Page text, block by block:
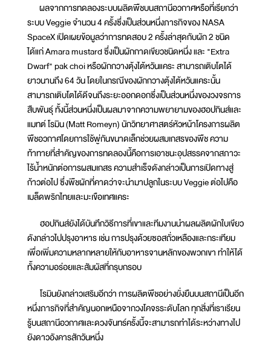
ผลจากการทดลองระบบผลิตพืชบนสถานีอวกาศหรือที่เรียกว่า
ระบบ Veggie จำนวน 4 ครั้งซึ่งเป็นส่วนหนึ่งภารกิจของ NASA
SpaceX เปิดเผยข้อมูลว่าการทดสอบ 2 ครั้งล่าสุดกับผัก 2 ชนิด
ได้แก่ Amara mustard ซึ่งเป็นผักกาดเขียวชนิดหนึ่ง และ "Extra
Dwarf" pak choi หรือผักกวางตุ้งไต้หวันแคระ สามารถเติบโตได้
ยาวนานถึง 64 วัน โดยในกรณีของผักกวางตุ้งไต้หวันแคระนั้น
สามารถเติบโตได้ดีจนถึงระยะออกดอกซึ่งเป็นส่วนหนึ่งของวงจรการ
สืบพันธุ์ ทั้งนี้ส่วนหนึ่งเป็นผลมาจากความพยายามของฮอปกินส์และ
แมทต์ โรมิน (Matt Romeyn) นักวิทยาศาสตร์หัวหน้าโครงการผลิต
พืชอวกาศโดยการใช้พู่กันขนาดเล็กช่วยผสมเกสรของพืช ความ
ท้าทายที่สำคัญของการทดลองนี้คือการเอาชนะอุปสรรคจากสภาวะ
ไร้น้ำหนักต่อการผสมเกสร ความสำเร็จดังกล่าวเป็นการเปิดทางสู่
ก้าวต่อไป ซึ่งพืชผักที่คาดว่าจะนำมาปลูกในระบบ Veggie ต่อไปคือ
เมล็ดพริกไทยและมะเขือเทศแคระ
ฮอปกินส์ยังได้บันทึกวิธีการที่เขาและทีมงานนำผลผลิตผักใบเขียว
ดังกล่าวไปปรุงอาหาร เช่น การปรุงด้วยซอสถั่วเหลืองและกระเทียม
เพื่อเพิ่มความหลากหลายให้กับอาหารจานหลักของพวกเขา ทำให้ได้
ทั้งความอร่อยและสัมผัสที่กรุบกรอบ
โรมินยังกล่าวเสริมอีกว่า การผลิตพืชอย่างยั่งยืนบนสถานีเป็นอีก
หนึ่งภารกิจที่สำคัญนอกเหนือจากวงโคจรระดับโลก ทุกสิ่งที่เราเรียน
รู้บนสถานีอวกาศและดวงจันทร์ครั้งนี้จะสามารถทำได้ระหว่างทางไป
ยังดาวอังคารสักวันหนึ่ง